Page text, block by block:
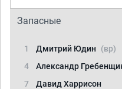
Запасные
1 Дмитрий Юдин
(вр)
4
Александр
7
Давид Харрисон